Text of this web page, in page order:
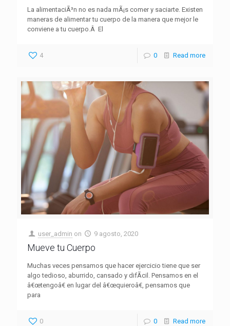
La alimentaciÃ³n no es nada mÃ¡s comer y saciarte. Existen
maneras de alimentar tu cuerpo de la manera que mejor le
conviene a tu cuerpo.Â El
4 0 Read more
user_admin on 9 agosto, 2020
Mueve tu Cuerpo
Muchas veces pensamos que hacer ejercicio tiene que ser
algo tedioso, aburrido, cansado y difÃ­cil. Pensamos en el
â€œtengoâ€ en lugar del â€œquieroâ€, pensamos que
para
0 0 Read more